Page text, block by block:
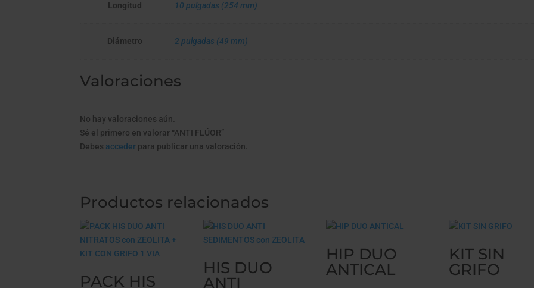
Longitud 10 pulgadas (254 mm)
Diámetro 2 pulgadas (49 mm)
Valoraciones
No hay valoraciones aún.
Sé el primero en valorar “ANTI FLÚOR”
Debes acceder para publicar una valoración.
Productos relacionados
PACK HIS
HIS DUO
ANTI
HIP DUO
ANTICAL
KIT SIN
GRIFO